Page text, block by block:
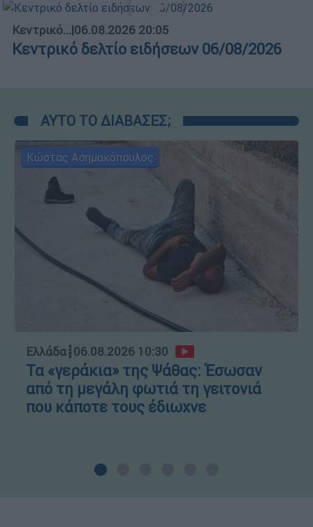
Κεντρικό...|06.08.2026 20:05
Κεντρικό δελτίο ειδήσεων 06/08/2026
ΑΥΤΟ ΤΟ ΔΙΑΒΑΣΕΣ;
Κώστας Ασημακόπουλος
Ελλάδα┋06.08.2026 10:30
Τα «γεράκια» της Ψάθας: Έσωσαν
από τη μεγάλη φωτιά τη γειτονιά
που κάποτε τους έδιωχνε